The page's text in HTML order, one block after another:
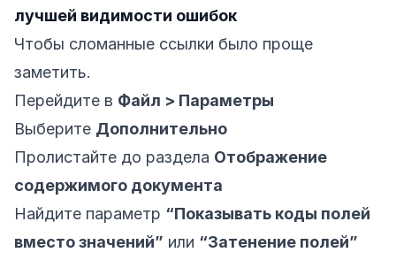
лучшей видимости ошибок
Чтобы сломанные ссылки было проще
заметить.
Перейдите в Файл > Параметры
Выберите Дополнительно
Пролистайте до раздела Отображение
содержимого документа
Найдите параметр “Показывать коды полей
вместо значений” или “Затенение полей”